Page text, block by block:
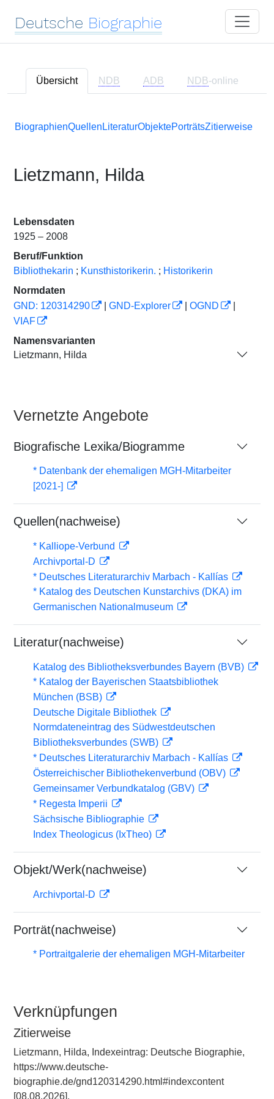
Deutsche Biographie
Übersicht NDB ADB NDB-online
BiographienQuellen LiteraturObjektePorträtsZitierweise
Lietzmann, Hilda
Lebensdaten
1925 – 2008
Beruf/Funktion
Bibliothekarin ; Kunsthistorikerin. ; Historikerin
Normdaten
GND: 120314290
GND-Explorer OGND
VIAF
Namensvarianten
Lietzmann, Hilda
Vernetzte Angebote
Biografische Lexika/Biogramme
* Datenbank der ehemaligen MGH-Mitarbeiter
[2021-]
Quellen(nachweise)
* Kalliope-Verbund
Archivportal-D
* Deutsches Literaturarchiv Marbach - Kallías
* Katalog des Deutschen Kunstarchivs (DKA) im
Germanischen Nationalmuseum
Literatur(nachweise)
Katalog des Bibliotheksverbundes Bayern (BVB)
* Katalog der Bayerischen Staatsbibliothek
München (BSB)
Deutsche Digitale Bibliothek
Normdateneintrag des Südwestdeutschen
Bibliotheksverbundes (SWB)
* Deutsches Literaturarchiv Marbach - Kallías
Österreichischer Bibliothekenverbund (OBV)
Gemeinsamer Verbundkatalog (GBV)
* Regesta Imperii
Sächsische Bibliographie
Index Theologicus (IxTheo)
Objekt/Werk(nachweise)
Archivportal-D
Porträt(nachweise)
* Portraitgalerie der ehemaligen MGH-Mitarbeiter
Verknüpfungen
Zitierweise
Lietzmann, Hilda, Indexeintrag: Deutsche Biographie,
https://www.deutsche-
biographie.de/gnd120314290.html#indexcontent
[08.08.2026].